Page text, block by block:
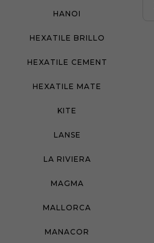
HANOI
HEXATILE BRILLO
HEXATILE CEMENT
HEXATILE MATE
KITE
LANSE
LA RIVIERA
MAGMA
MALLORCA
MANACOR